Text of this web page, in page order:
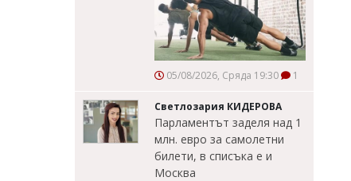
05/08/2026, Сряда 19:30 1
Светлозария КИДЕРОВА
Парламентът заделя над 1
млн. евро за самолетни
билети, в списъка е и
Москва